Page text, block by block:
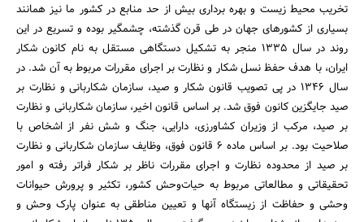
تخریب محیط زیست و بهره برداری بیش از حد منابع در کشور ما نیز همانند
بسیاری از کشورهای جهان در طی قرن گذشته، چشمگیر بوده و تسریع در این
روند در سال 1335 منجر به تشکیل دستگاهی مستقل به نام کانون شکار
ایران، با هدف حفظ نسل شکار و نظارت بر اجرای مقررات مربوط به آن شد. در
سال 1346 در پی تصویب قانون شکار و صید، سازمان شکاربانی و نظارت بر
صید جایگزین کانون فوق شد. بر اساس قانون اخیر، سازمان شکاربانی و نظارت
بر صید، مرکب از وزیران کشاورزی، دارایی، ‌جنگ و شش نفر از اشخاص با
صلاحیت بود. بر اساس ماده 6 قانون فوق، وظایف سازمان شکاربانی و نظارت
بر صید از محدوده نظارت و اجرای مقررات ناظر بر شکار فراتر رفته و امور
تحقیقاتی و مطالعاتی مربوط به حیات‌وحش کشور، تکثیر و پرورش حیوانات
وحشی و حفاظت از زیستگاه آنها و تعیین مناطقی به عنوان پارک وحش و